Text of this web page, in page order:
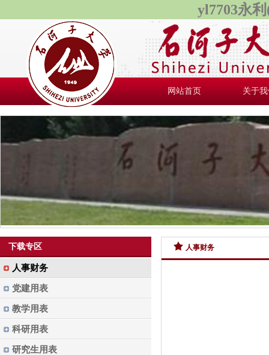
yl7703永
网站首页 关于
下载专区
人事财务
党建用表
教学用表
科研用表
研究生用表
人事财务